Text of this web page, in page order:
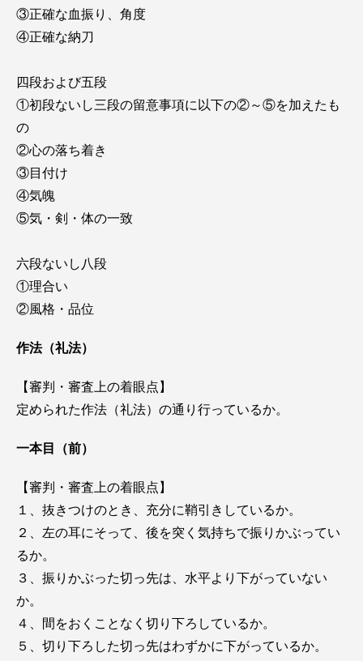
③正確な血振り、角度
④正確な納刀
四段および五段
①初段ないし三段の留意事項に以下の②～⑤を加えたも
の
②心の落ち着き
③目付け
④気魄
⑤気・剣・体の一致
六段ないし八段
①理合い
②風格・品位
作法（礼法）
【審判・審査上の着眼点】
定められた作法（礼法）の通り行っているか。
一本目（前）
【審判・審査上の着眼点】
１、抜きつけのとき、充分に鞘引きしているか。
２、左の耳にそって、後を突く気持ちで振りかぶってい
るか。
３、振りかぶった切っ先は、水平より下がっていない
か。
４、間をおくことなく切り下ろしているか。
５、切り下ろした切っ先はわずかに下がっているか。